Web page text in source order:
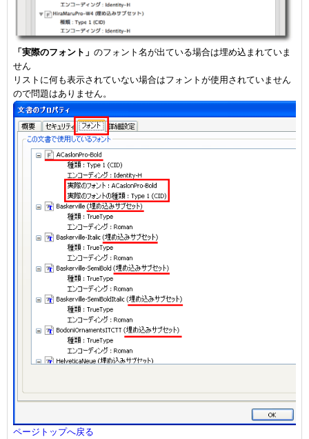
「実際のフォント」 のフォント名が出ている場合は埋め込まれていま
せん
リストに何も表示されていない場合はフォントが使用されていません
ので問題はありません。
ページトップへ戻る